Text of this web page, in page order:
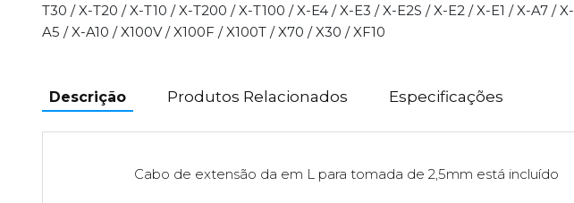
T30 / X-T20 / X-T10 / X-T200 / X-T100 / X-E4 / X-E3 / X-E2S / X-E2 / X-E1 / X-A7 / X-
A5 / X-A10 / X100V / X100F / X100T / X70 / X30 / XF10
Descrição Produtos Relacionados Especificações
Cabo de extensão da em L para tomada de 2,5mm está incluído